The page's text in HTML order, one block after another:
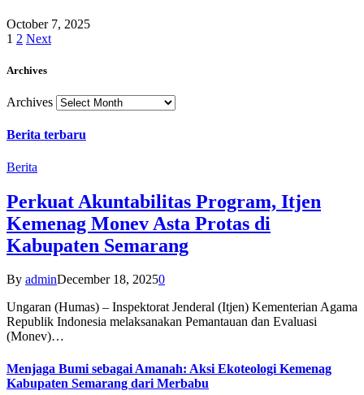
October 7, 2025
1 2 Next
Archives
Archives
Berita terbaru
Berita
Perkuat Akuntabilitas Program, Itjen
Kemenag Monev Asta Protas di
Kabupaten Semarang
By adminDecember 18, 20250
Ungaran (Humas) – Inspektorat Jenderal (Itjen) Kementerian Agama
Republik Indonesia melaksanakan Pemantauan dan Evaluasi
(Monev)…
Menjaga Bumi sebagai Amanah: Aksi Ekoteologi Kemenag
Kabupaten Semarang dari Merbabu